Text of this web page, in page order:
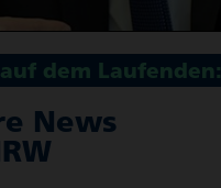
dem Laufenden:
News